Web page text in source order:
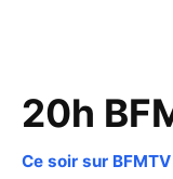
20h
Ce soir sur BFMTV